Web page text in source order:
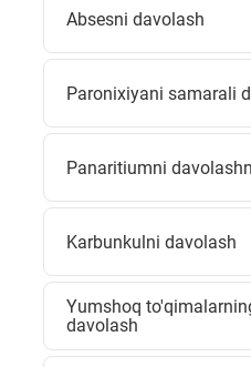
Absesni davolash
Paronixiyani samarali
Panaritiumni
Karbunkulni davolash
Yumshoq
davolash